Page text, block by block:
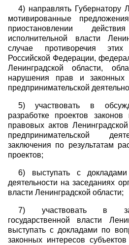
4) направлять Губернатору
мотивированные
приостановлении
исполнительной власти
случае противоречия этих
Российской Федерации,
Ленинградской области,
нарушения прав и законных
предпринимательской
5) участвовать в
разработке проектов
правовых актов
предпринимательской
заключения по результатам
проектов;
6) выступать с
деятельности на заседаниях
власти Ленинградской области;
7) участвовать в
государственной власти
выступать с докладами по
законных интересов